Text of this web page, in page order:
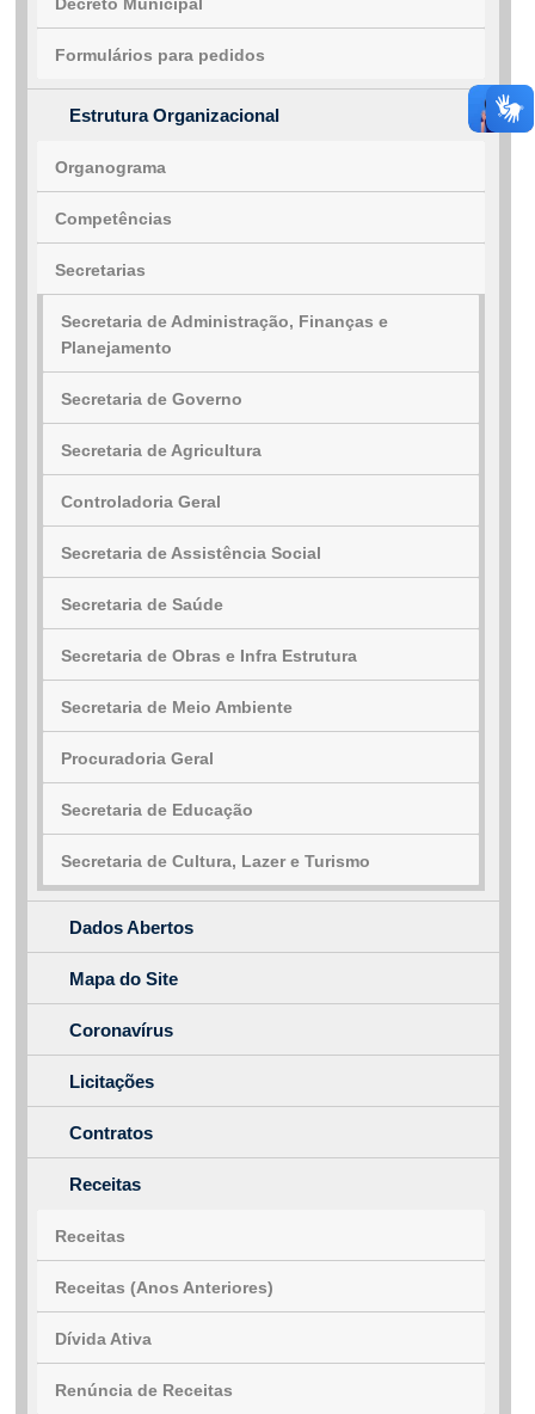
E-mail*
Assunto*
Mensagem*
*Campos obrigatórios
Ao iniciar um contato, você concorda com a
privacidade
E-mail
ouvidoria@serradormalho.ba.gov.br
Ou seja atendido presencialmente
Administrativo - das 8h às 13h. Demais
Secretarias - das 8h às 17h.
Avenida Sul , S/N - Centro
Outros meios de contato
e-SIC
Ouvidoria
Decreto Municipal
Formulários para pedidos
Estrutura Organizacional
Organograma
Competências
Secretarias
Secretaria de Administração, Finanças e
Planejamento
Secretaria de Governo
Secretaria de Agricultura
Controladoria Geral
Secretaria de Assistência Social
Secretaria de Saúde
Secretaria de Obras e Infra Estrutura
Secretaria de Meio Ambiente
Procuradoria Geral
Secretaria de Educação
Secretaria de Cultura, Lazer e Turismo
Dados Abertos
Mapa do Site
Coronavírus
Licitações
Contratos
Receitas
Receitas
Receitas (Anos Anteriores)
Dívida Ativa
Renúncia de Receitas